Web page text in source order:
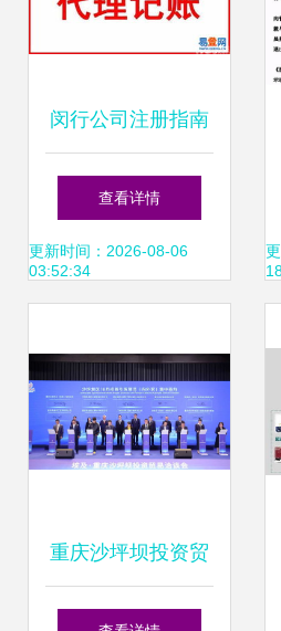
闵行公司注册指南
流程、时间与国内
贸易代理须知
查看详情
更新时间：2026-08-06
03:52:34
重庆沙坪坝投资贸
易洽谈会成功举